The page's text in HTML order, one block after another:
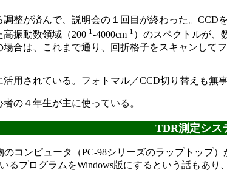
整が済んで、説明会の１回目が終わった。CCD
振動数領域（200-1-4000cm-1 ）のスペクトルが、
合は、これまで通り、回折格子をスキャンして
用されている。フォトマル／CCD切り替えも無
の４年生が主に使っている。
TDR測定シス
コンピュータ（PC-98シリーズのラップトップ
るプログラムをWindows版にするという話もあ